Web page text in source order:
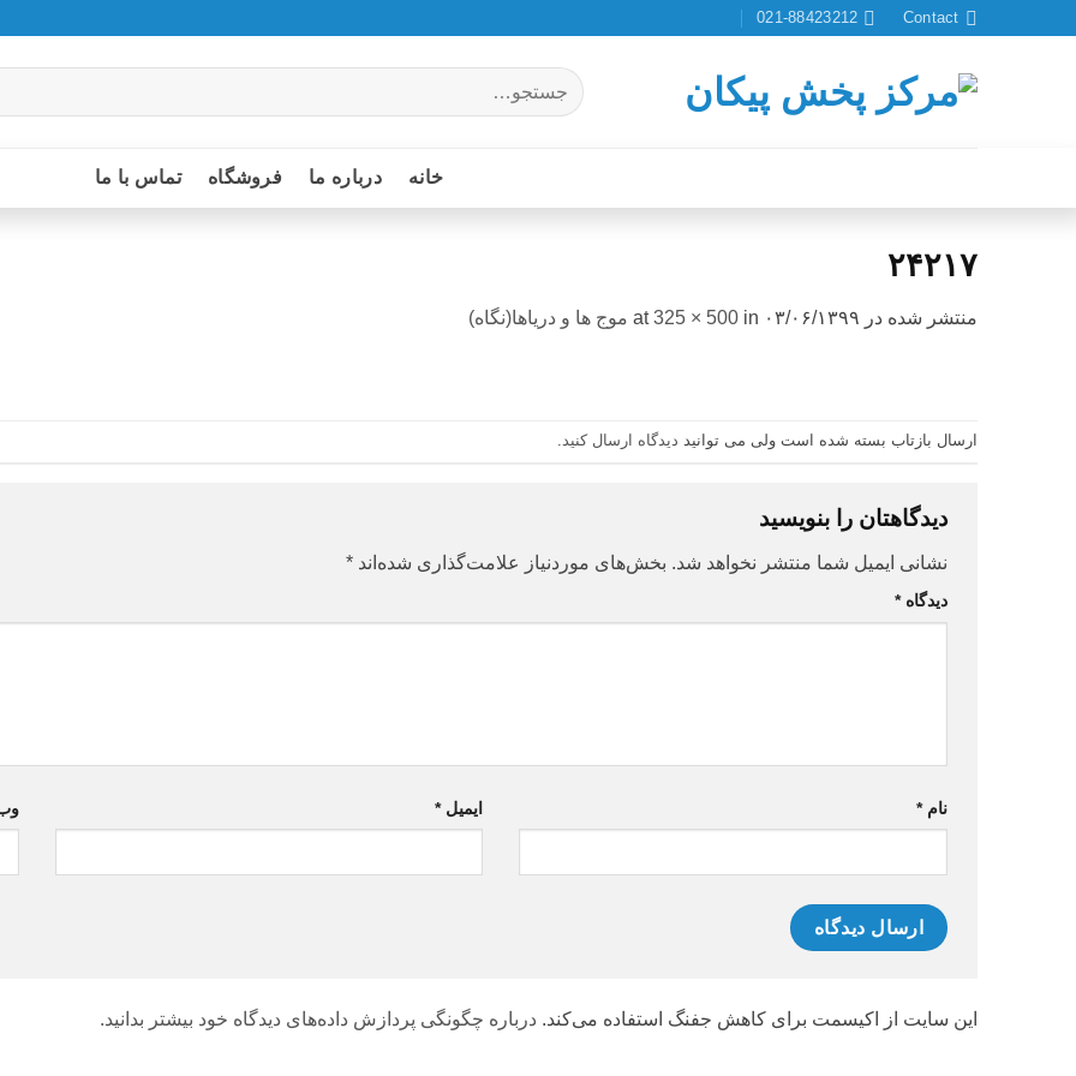
Contact
021-88423212
جستجو
برای:
خانه درباره ما فروشگاه تماس با ما
۲۴۲۱۷
منتشر شده در ۰۳/۰۶/۱۳۹۹ 325 × 500 in موج ها و دریاها(نگاه)
ارسال بازتاب بسته شده است ولی می توانید دیدگاه ارسال کنید
دیدگاهتان را بنویسید
نشانی ایمیل شما منتشر نخواهد شد. بخش‌های موردنیاز علامت‌گذاری شده‌اند *
دیدگاه*
نام* ایمیل*
این سایت از اکیسمت برای کاهش جفنگ استفاده می‌کند. درباره چگونگی پردازش داده‌های دیدگاه خود بیشتر بدانید.